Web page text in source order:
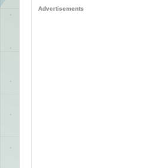
Advertisements